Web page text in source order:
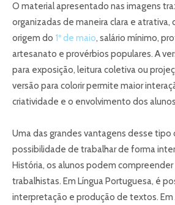
O material apresentado nas imagens
organizadas de maneira clara e
origem do 1º de maio, salário mínimo,
artesanato e provérbios populares. A
para exposição, leitura coletiva ou
versão para colorir permite maior
criatividade e o envolvimento dos
Uma das grandes vantagens desse tipo
possibilidade de trabalhar de forma
História, os alunos podem
trabalhistas. Em Língua Portuguesa, é
interpretação e produção de textos. Em